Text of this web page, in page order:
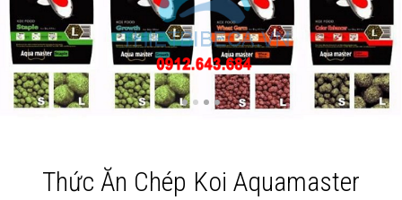
Thức Ăn Chép Koi Aquamaster
Thức ăn cá
Đèn bể cá
Bể cá cảnh
Bể thủy sinh & Phụ kiện